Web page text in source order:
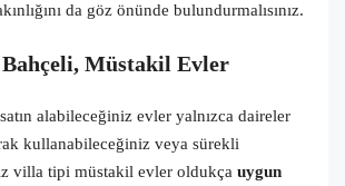
da göz önünde bulundurmalısınız.
Bahçeli, Müstakil Evler
alabileceğiniz evler yalnızca daireler
kullanabileceğiniz veya sürekli
villa tipi müstakil evler oldukça uygun